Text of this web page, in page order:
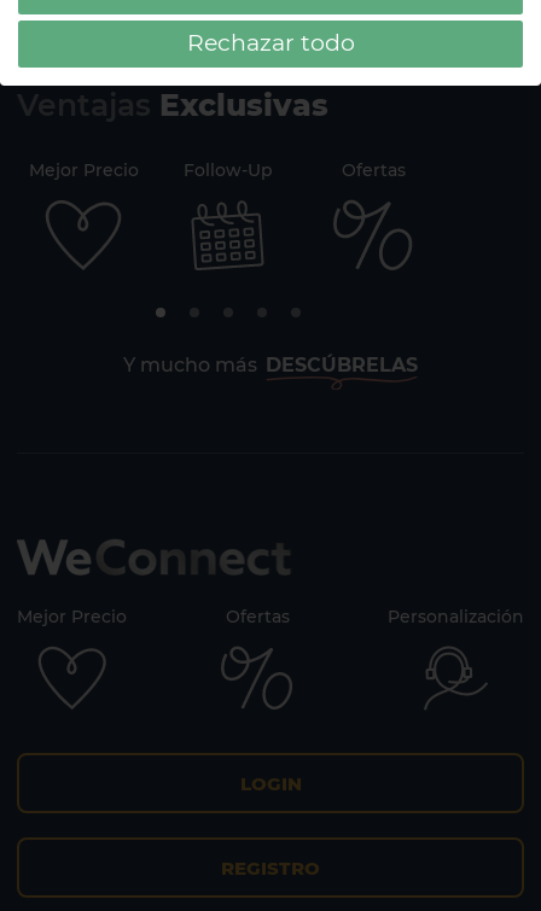
Exclusivas
Y mucho más DESCÚBRELAS
Mejor Precio Follow-Up Ofertas
Mejor Precio Ofertas Personalización
LOGIN
REGISTRO
Rechazar todo